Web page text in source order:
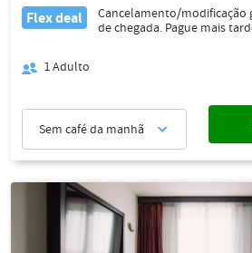
Flex deal
Cancelamento/modificação
de chegada. Pague mais
1Adulto
Sem café da manhã